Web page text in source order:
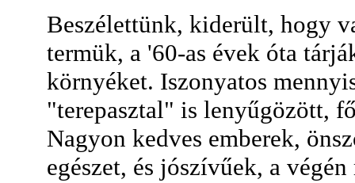
Beszélettünk, kiderült, hogy
termük, a '60-as évek óta
környéket. Iszonyatos
"terepasztal" is lenyűgözött,
Nagyon kedves emberek,
egészet, és jószívűek, a